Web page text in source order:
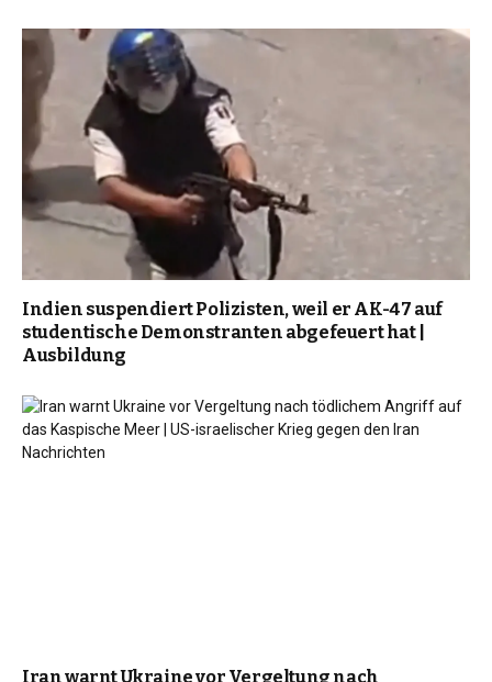
Indien suspendiert Polizisten, weil er AK-47 auf
studentische Demonstranten abgefeuert hat |
Ausbildung
Iran warnt Ukraine vor Vergeltung nach